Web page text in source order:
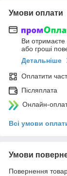
Умови оплати
Ви
або гроші
Детальніше
Оплатити
Післяплата
Онлайн-
Всі умови
Умови
Повернення